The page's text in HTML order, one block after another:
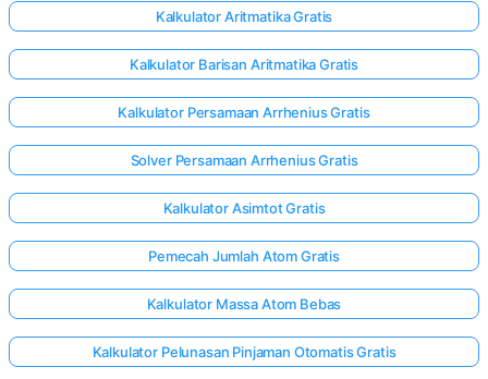
Kalkulator Aritmatika Gratis
Kalkulator Barisan Aritmatika Gratis
Kalkulator Persamaan Arrhenius Gratis
Solver Persamaan Arrhenius Gratis
Kalkulator Asimtot Gratis
Pemecah Jumlah Atom Gratis
Kalkulator Massa Atom Bebas
Kalkulator Pelunasan Pinjaman Otomatis Gratis